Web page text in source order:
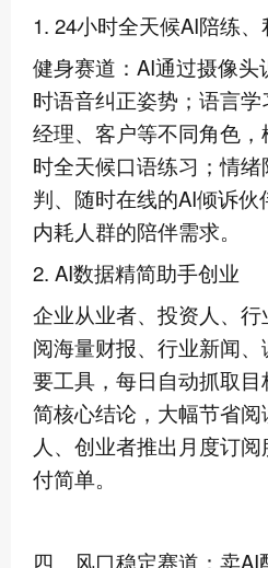
1. 24小时全天候AI陪练
健身赛道：AI通过摄像
时语音纠正姿势；语言
经理、客户等不同角色
时全天候口语练习；情
判、随时在线的AI倾诉
内耗人群的陪伴需求。
2. AI数据精简助手创业
企业从业者、投资人、
阅海量财报、行业新闻
要工具，每日自动抓取
简核心结论，大幅节省
人、创业者推出月度订
付简单。
四、风口稳定赛道：卖